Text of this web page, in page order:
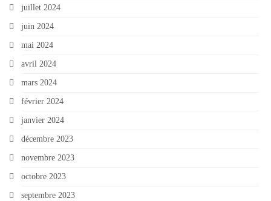
juillet 2024
juin 2024
mai 2024
avril 2024
mars 2024
février 2024
janvier 2024
décembre 2023
novembre 2023
octobre 2023
septembre 2023